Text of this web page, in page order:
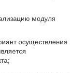
модуля
осуществления